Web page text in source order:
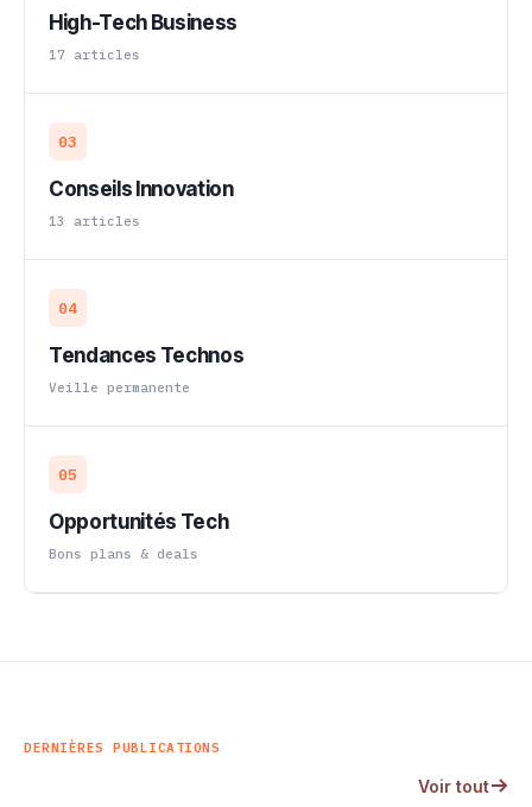
High-Tech Business
17 articles
03
Conseils Innovation
13 articles
04
Tendances Technos
Veille permanente
05
Opportunités Tech
Bons plans & deals
DERNIÈRES PUBLICATIONS
Voir tout